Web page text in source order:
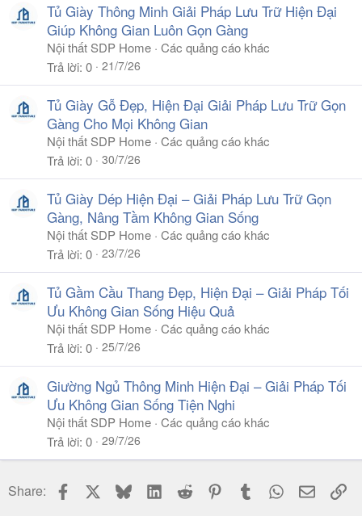
Tủ Giày Thông Minh Giải Pháp Lưu Trữ Hiện Đại
Giúp Không Gian Luôn Gọn Gàng
Nội thất SDP Home Các quảng cáo khác
Trả lời 0 21/7/26
Tủ Giày Gỗ Đẹp, Hiện Đại Giải Pháp Lưu Trữ Gọn
Gàng Cho Mọi Không Gian
Nội thất SDP Home Các quảng cáo khác
Trả lời 0 30/7/26
Tủ Giày Dép Hiện Đại – Giải Pháp Lưu Trữ Gọn
Gàng, Nâng Tầm Không Gian Sống
Nội thất SDP Home Các quảng cáo khác
Trả lời 0 23/7/26
Tủ Gầm Cầu Thang Đẹp, Hiện Đại – Giải Pháp Tối
Ưu Không Gian Sống Hiệu Quả
Nội thất SDP Home Các quảng cáo khác
Trả lời 0 25/7/26
Giường Ngủ Thông Minh Hiện Đại – Giải Pháp Tối
Ưu Không Gian Sống Tiện Nghi
Nội thất SDP Home Các quảng cáo khác
Trả lời 0 29/7/26
Share: Facebook BlueskyLinkedIn
Reddit PinterestTumblr WhatsApp
Email